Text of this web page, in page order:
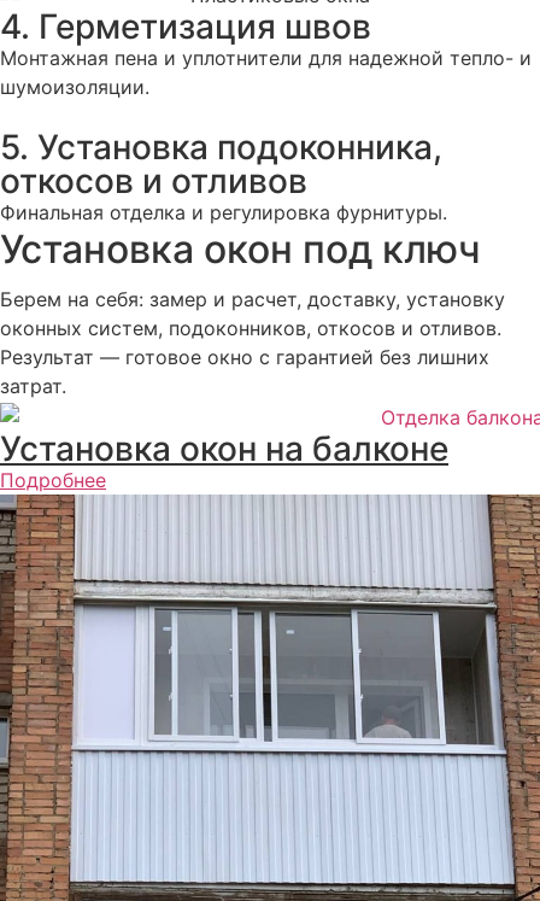
4. Герметизация швов
Монтажная пена и уплотнители для надежной тепло- и
шумоизоляции.
5. Установка подоконника,
откосов и отливов
Финальная отделка и регулировка фурнитуры.
Установка окон под ключ
Берем на себя: замер и расчет, доставку, установку
оконных систем, подоконников, откосов и отливов.
Результат — готовое окно с гарантией без лишних
затрат.
Установка окон на балконе
Подробнее